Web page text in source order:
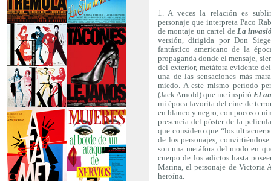
>Carne trémula
>La flor de mi
secreto
>Kika >Tacones lejanos
1. A veces la relación es
personaje que interpreta Paco
de montaje un cartel de La
versión, dirigida por Don
fantástico americano de la
propaganda donde el mensaje,
del exterior, metáfora evidente
una de las sensaciones más
miedo. A este mismo período
(Jack Arnold) que me inspiró El
mi época favorita del cine de
en blanco y negro, con pocos o
presencia del póster de la
que considero que “los
de los personajes,
son una metáfora del modo en
cuerpo de los adictos hasta
Marina, el personaje de Victoria
heroína.